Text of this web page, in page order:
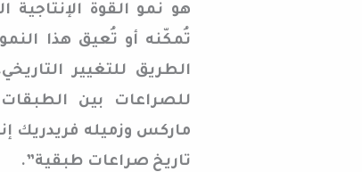
هو نمو القوة
تُمكّنه أو تُعيق هذا
الطريق للتغيير
للصراعات بين
تاريخ صراعات طبقية”.